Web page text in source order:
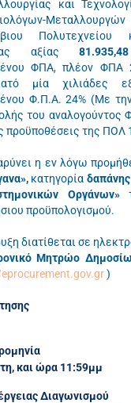
και
Πολυτεχνείου
αξίας
ΦΠΑ, πλέον ΦΠΑ
μία χιλιάδες
Φ.Π.Α. 24% (Με
του
προϋποθέσεις της ΠΟΛ
η εν λόγω
κατηγορία
Οργάνων»
προϋπολογισμού.
διατίθεται σε
Μητρώο
)
και ώρα 11:59μμ
Διαγωνισμού